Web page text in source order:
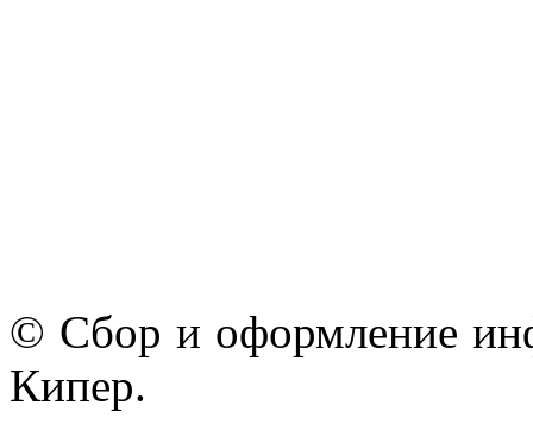
© Сбор и оформление
Кипер.